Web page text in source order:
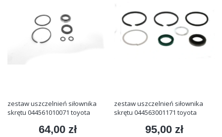
zestaw uszczelnień siłownika
skrętu 044561010071 toyota
Cena
64,00 zł
zestaw uszczelnień siłownika
skrętu 044563001171 toyota
Cena
95,00 zł